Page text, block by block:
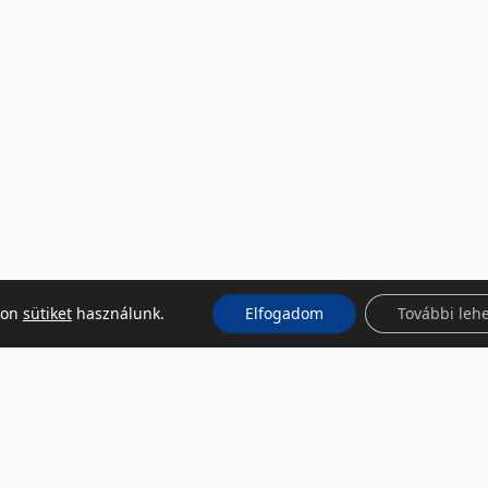
sütikethasználunk. Elfogadom További